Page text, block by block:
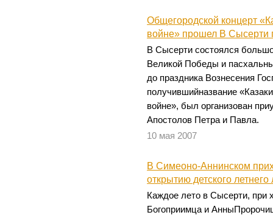
Общегородской концерт
войне» прошел В Сысерти
В Сысерти состоялся
Великой Победы и
до праздника Вознесения
получившийназвание
войне», был организован
Апостолов Петра и Павла.
10 мая 2007
В Симеоно-Аннинском
открытию детского летнего
Каждое лето в Сысерти, при
Богоприимца и